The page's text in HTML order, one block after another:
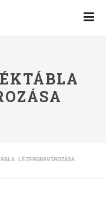
LÉZERGRAVÍROZÁSA